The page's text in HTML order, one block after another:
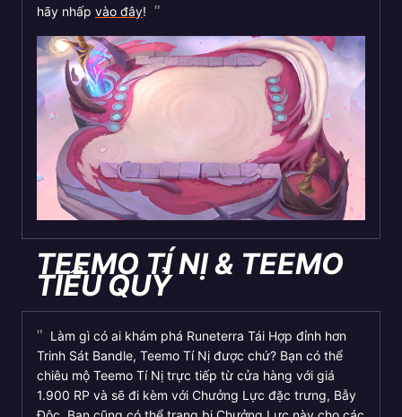
hãy nhấp vào đây!
TEEMO TÍ NỊ & TEEMO
TIỂU QUỶ
Làm gì có ai khám phá Runeterra Tái Hợp đỉnh hơn
Trinh Sát Bandle, Teemo Tí Nị được chứ? Bạn có thể
chiêu mộ Teemo Tí Nị trực tiếp từ cửa hàng với giá
1.900 RP và sẽ đi kèm với Chưởng Lực đặc trưng, Bẫy